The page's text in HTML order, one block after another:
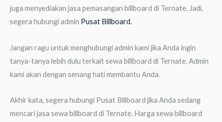
juga menyediakan jasa pemasangan billboard di Ternate. Jadi,
segera hubungi admin Pusat Billboard.
Jangan ragu untuk menghubungi admin kami jika Anda ingin
tanya-tanya lebih dulu terkait sewa billboard di Ternate. Admin
kami akan dengan senang hati membantu Anda.
Akhir kata, segera hubungi Pusat Billboard jika Anda sedang
mencari jasa sewa billboard di Ternate. Harga sewa billboard